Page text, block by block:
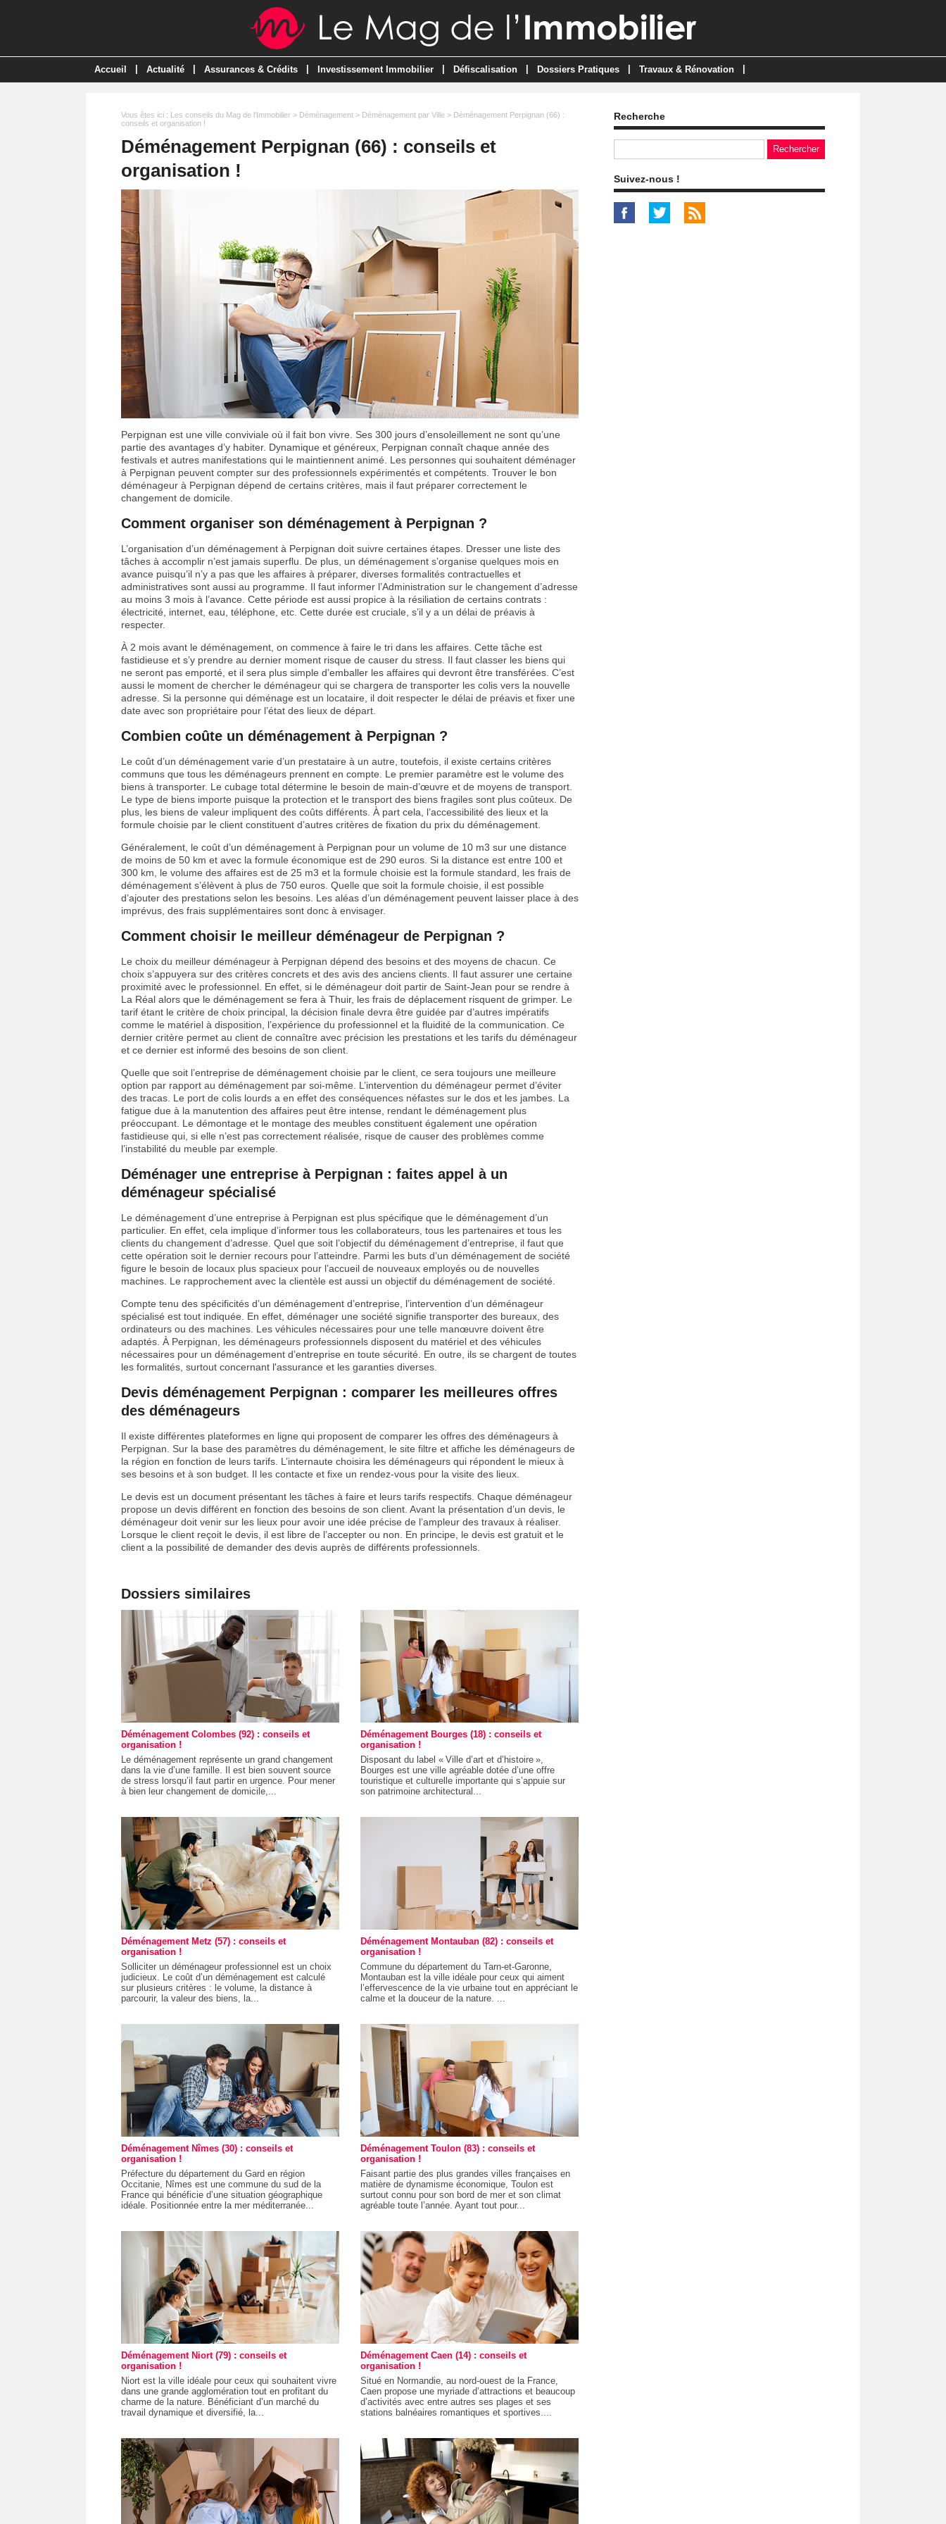
Accueil Actualité Assurances & Crédits Investissement Immobilier Défiscalisation Dossiers Pratiques Travaux & Rénovation
Vous êtes ici : Les conseils du Mag de l'Immobilier > Déménagement > Déménagement par Ville > Déménagement Perpignan (66) :
conseils et organisation !
Déménagement Perpignan (66) : conseils et
organisation !
Perpignan est une ville conviviale où il fait bon vivre. Ses 300 jours d’ensoleillement ne sont qu’une
partie des avantages d’y habiter. Dynamique et généreux, Perpignan connaît chaque année des
festivals et autres manifestations qui le maintiennent animé. Les personnes qui souhaitent déménager
à Perpignan peuvent compter sur des professionnels expérimentés et compétents. Trouver le bon
déménageur à Perpignan dépend de certains critères, mais il faut préparer correctement le
changement de domicile.
Comment organiser son déménagement à Perpignan ?
L’organisation d’un déménagement à Perpignan doit suivre certaines étapes. Dresser une liste des
tâches à accomplir n’est jamais superflu. De plus, un déménagement s’organise quelques mois en
avance puisqu’il n’y a pas que les affaires à préparer, diverses formalités contractuelles et
administratives sont aussi au programme. Il faut informer l’Administration sur le changement d’adresse
au moins 3 mois à l’avance. Cette période est aussi propice à la résiliation de certains contrats :
électricité, internet, eau, téléphone, etc. Cette durée est cruciale, s’il y a un délai de préavis à
respecter.
À 2 mois avant le déménagement, on commence à faire le tri dans les affaires. Cette tâche est
fastidieuse et s’y prendre au dernier moment risque de causer du stress. Il faut classer les biens qui
ne seront pas emporté, et il sera plus simple d’emballer les affaires qui devront être transférées. C’est
aussi le moment de chercher le déménageur qui se chargera de transporter les colis vers la nouvelle
adresse. Si la personne qui déménage est un locataire, il doit respecter le délai de préavis et fixer une
date avec son propriétaire pour l’état des lieux de départ.
Combien coûte un déménagement à Perpignan ?
Le coût d’un déménagement varie d’un prestataire à un autre, toutefois, il existe certains critères
communs que tous les déménageurs prennent en compte. Le premier paramètre est le volume des
biens à transporter. Le cubage total détermine le besoin de main-d’œuvre et de moyens de transport.
Le type de biens importe puisque la protection et le transport des biens fragiles sont plus coûteux. De
plus, les biens de valeur impliquent des coûts différents. À part cela, l’accessibilité des lieux et la
formule choisie par le client constituent d’autres critères de fixation du prix du déménagement.
Généralement, le coût d’un déménagement à Perpignan pour un volume de 10 m3 sur une distance
de moins de 50 km et avec la formule économique est de 290 euros. Si la distance est entre 100 et
300 km, le volume des affaires est de 25 m3 et la formule choisie est la formule standard, les frais de
déménagement s’élèvent à plus de 750 euros. Quelle que soit la formule choisie, il est possible
d’ajouter des prestations selon les besoins. Les aléas d’un déménagement peuvent laisser place à des
imprévus, des frais supplémentaires sont donc à envisager.
Comment choisir le meilleur déménageur de Perpignan ?
Le choix du meilleur déménageur à Perpignan dépend des besoins et des moyens de chacun. Ce
choix s’appuyera sur des critères concrets et des avis des anciens clients. Il faut assurer une certaine
proximité avec le professionnel. En effet, si le déménageur doit partir de Saint-Jean pour se rendre à
La Réal alors que le déménagement se fera à Thuir, les frais de déplacement risquent de grimper. Le
tarif étant le critère de choix principal, la décision finale devra être guidée par d’autres impératifs
comme le matériel à disposition, l’expérience du professionnel et la fluidité de la communication. Ce
dernier critère permet au client de connaître avec précision les prestations et les tarifs du déménageur
et ce dernier est informé des besoins de son client.
Quelle que soit l’entreprise de déménagement choisie par le client, ce sera toujours une meilleure
option par rapport au déménagement par soi-même. L’intervention du déménageur permet d’éviter
des tracas. Le port de colis lourds a en effet des conséquences néfastes sur le dos et les jambes. La
fatigue due à la manutention des affaires peut être intense, rendant le déménagement plus
préoccupant. Le démontage et le montage des meubles constituent également une opération
fastidieuse qui, si elle n’est pas correctement réalisée, risque de causer des problèmes comme
l’instabilité du meuble par exemple.
Déménager une entreprise à Perpignan : faites appel à un
déménageur spécialisé
Le déménagement d’une entreprise à Perpignan est plus spécifique que le déménagement d’un
particulier. En effet, cela implique d’informer tous les collaborateurs, tous les partenaires et tous les
clients du changement d’adresse. Quel que soit l’objectif du déménagement d’entreprise, il faut que
cette opération soit le dernier recours pour l’atteindre. Parmi les buts d’un déménagement de société
figure le besoin de locaux plus spacieux pour l’accueil de nouveaux employés ou de nouvelles
machines. Le rapprochement avec la clientèle est aussi un objectif du déménagement de société.
Compte tenu des spécificités d’un déménagement d’entreprise, l’intervention d’un déménageur
spécialisé est tout indiquée. En effet, déménager une société signifie transporter des bureaux, des
ordinateurs ou des machines. Les véhicules nécessaires pour une telle manœuvre doivent être
adaptés. À Perpignan, les déménageurs professionnels disposent du matériel et des véhicules
nécessaires pour un déménagement d’entreprise en toute sécurité. En outre, ils se chargent de toutes
les formalités, surtout concernant l'assurance et les garanties diverses.
Devis déménagement Perpignan : comparer les meilleures offres
des déménageurs
Il existe différentes plateformes en ligne qui proposent de comparer les offres des déménageurs à
Perpignan. Sur la base des paramètres du déménagement, le site filtre et affiche les déménageurs de
la région en fonction de leurs tarifs. L’internaute choisira les déménageurs qui répondent le mieux à
ses besoins et à son budget. Il les contacte et fixe un rendez-vous pour la visite des lieux.
Le devis est un document présentant les tâches à faire et leurs tarifs respectifs. Chaque déménageur
propose un devis différent en fonction des besoins de son client. Avant la présentation d’un devis, le
déménageur doit venir sur les lieux pour avoir une idée précise de l’ampleur des travaux à réaliser.
Lorsque le client reçoit le devis, il est libre de l’accepter ou non. En principe, le devis est gratuit et le
client a la possibilité de demander des devis auprès de différents professionnels.
Dossiers similaires
Déménagement Colombes (92) : conseils et
organisation !
Le déménagement représente un grand changement
dans la vie d’une famille. Il est bien souvent source
de stress lorsqu’il faut partir en urgence. Pour mener
à bien leur changement de domicile,...
Déménagement Bourges (18) : conseils et
organisation !
Disposant du label « Ville d’art et d’histoire »,
Bourges est une ville agréable dotée d’une offre
touristique et culturelle importante qui s’appuie sur
son patrimoine architectural...
Déménagement Metz (57) : conseils et
organisation !
Solliciter un déménageur professionnel est un choix
judicieux. Le coût d’un déménagement est calculé
sur plusieurs critères : le volume, la distance à
parcourir, la valeur des biens, la...
Déménagement Montauban (82) : conseils et
organisation !
Commune du département du Tarn-et-Garonne,
Montauban est la ville idéale pour ceux qui aiment
l’effervescence de la vie urbaine tout en appréciant le
calme et la douceur de la nature. ...
Déménagement Nîmes (30) : conseils et
organisation !
Préfecture du département du Gard en région
Occitanie, Nîmes est une commune du sud de la
France qui bénéficie d’une situation géographique
idéale. Positionnée entre la mer méditerranée...
Déménagement Toulon (83) : conseils et
organisation !
Faisant partie des plus grandes villes françaises en
matière de dynamisme économique, Toulon est
surtout connu pour son bord de mer et son climat
agréable toute l’année. Ayant tout pour...
Déménagement Niort (79) : conseils et
organisation !
Niort est la ville idéale pour ceux qui souhaitent vivre
dans une grande agglomération tout en profitant du
charme de la nature. Bénéficiant d’un marché du
travail dynamique et diversifié, la...
Déménagement Caen (14) : conseils et
organisation !
Situé en Normandie, au nord-ouest de la France,
Caen propose une myriade d’attractions et beaucoup
d’activités avec entre autres ses plages et ses
stations balnéaires romantiques et sportives....
Recherche
Suivez-nous !